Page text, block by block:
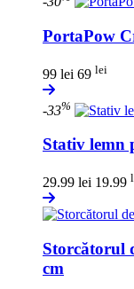
PortaPow
99 lei 69 lei
-33%
Stativ lemn
29.99 lei 19.99
Storcătorul
cm